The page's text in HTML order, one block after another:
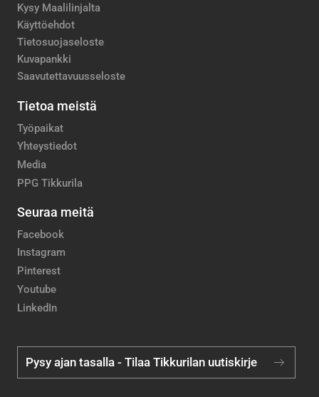
Kysy Maalilinjalta
Käyttöehdot
Tietosuojaseloste
Kuvapankki
Saavutettavuusseloste
Tietoa meistä
Työpaikat
Yhteystiedot
Media
PPG Tikkurila
Seuraa meitä
Facebook
Instagram
Pinterest
Youtube
LinkedIn
Pysy ajan tasalla - Tilaa Tikkurilan uutiskirje